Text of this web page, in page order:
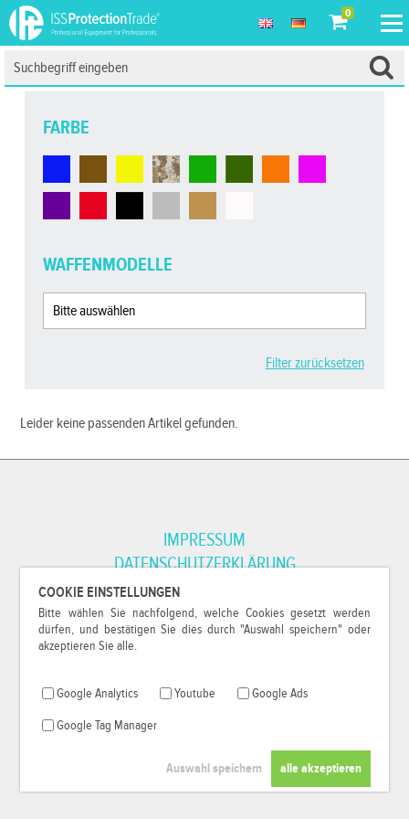
COOKIE EINSTELLUNGEN
Bitte wählen Sie nachfolgend, welche Cookies gesetzt werden
dürfen, und bestätigen Sie dies durch "Auswahl speichern" oder
akzeptieren Sie alle.
Google Analytics Youtube Google Ads
Google Tag Manager
0
FARBE
WAFFENMODELLE
Filter zurücksetzen
Leider keine passenden Artikel gefunden.
IMPRESSUM
DATENSCHUTZERKLÄRUNG
*Alle Preise inkl. MwSt. und zzgl.Versandkosten
© 2000-2026 79Pixel, alle Rechte vorbehalten.